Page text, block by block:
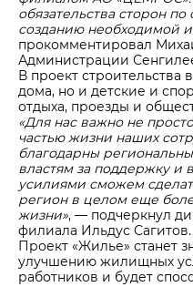
обязательства сторон
созданию необходимой
прокомментировал
Администрации
В проект
дома, но и детские и
отдыха, проезды и
«Для нас важно не
частью жизни наших
благодарны
властям за поддержку и
усилиями сможем
регион в целом еще
жизни», — подчеркнул
филиала Ильдус Сагитов.
Проект «Жилье» станет
улучшению жилищных
работников и будет